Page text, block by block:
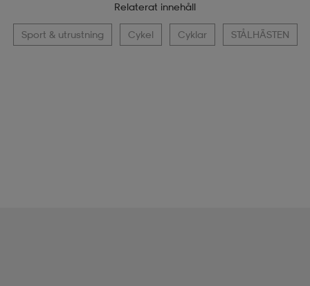
Relaterat innehåll
Sport & utrustning Cykel Cyklar STÅLHÄSTEN